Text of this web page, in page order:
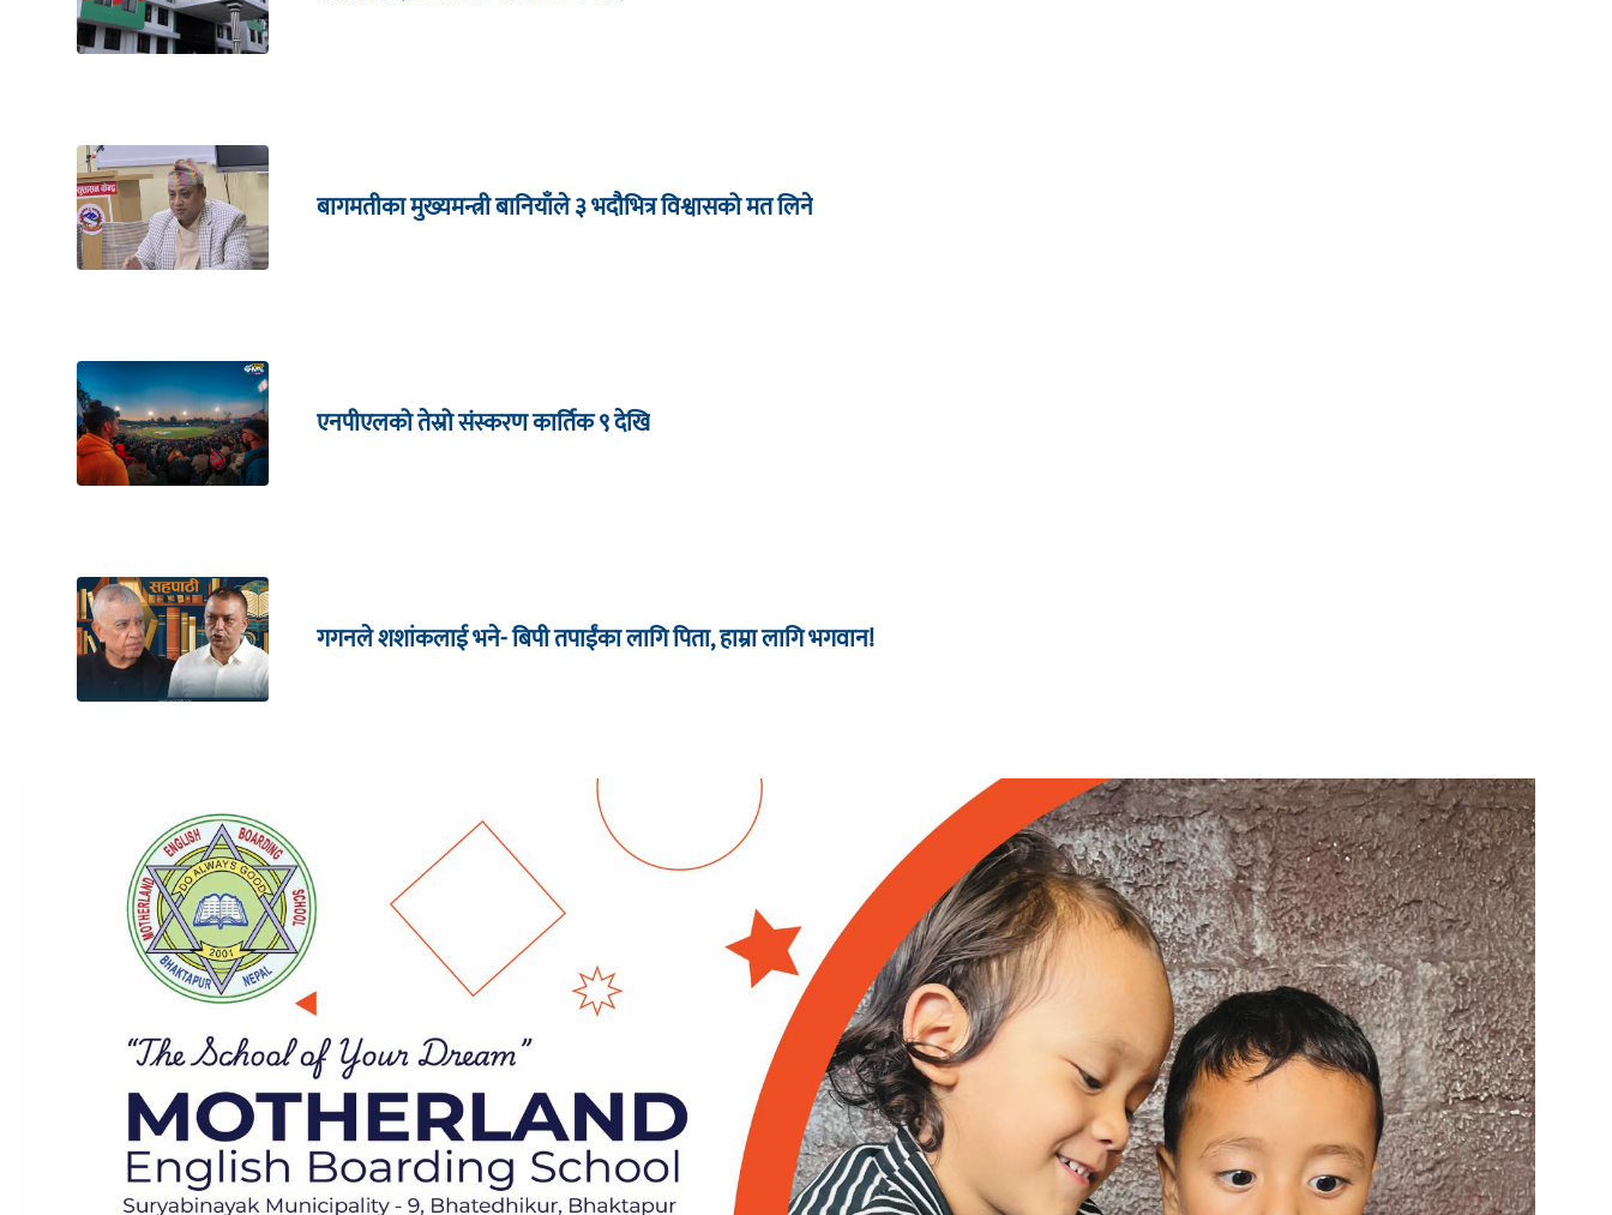
बागमतीका मुख्यमन्त्री बानियाँले ३ भदौभित्र विश्वासको मत लिने
एनपीएलको तेस्रो संस्करण कार्तिक ९ देखि
गगनले शशांकलाई भने- बिपी तपाईंका लागि पिता, हाम्रा लागि भगवान!